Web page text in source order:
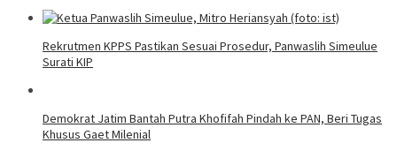
Rekrutmen KPPS Pastikan Sesuai Prosedur, Panwaslih Simeulue
Surati KIP
Demokrat Jatim Bantah Putra Khofifah Pindah ke PAN, Beri Tugas
Khusus Gaet Milenial